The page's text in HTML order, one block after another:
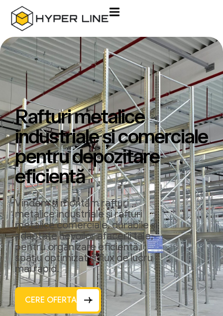
Rafturi metalice
industriale și comerciale
pentru depozitare
eficientă
Vindem și montăm rafturi
metalice industriale și rafturi
metalice comerciale, durabile și
adaptate nevoilor afacerii tale,
pentru organizare eficientă,
spațiu optimizat și flux de lucru
mai rapid.
CERE OFERTA